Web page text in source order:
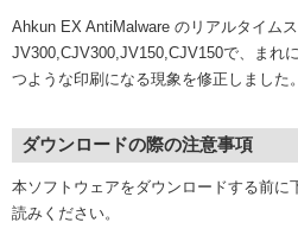
Ahkun EX AntiMalware のリアルタイム
JV300,CJV300,JV150,CJV150で、まれ
つような印刷になる現象を修正しました。
ダウンロードの際の注意事項
本ソフトウェアをダウンロードする前に
読みください。